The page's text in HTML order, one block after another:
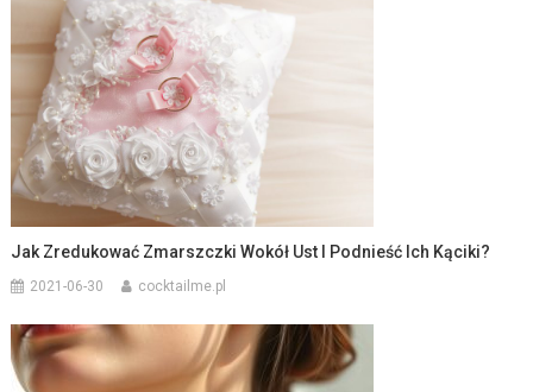
Jak Zredukować Zmarszczki Wokół Ust I Podnieść Ich Kąciki?
2021-06-30 cocktailme.pl